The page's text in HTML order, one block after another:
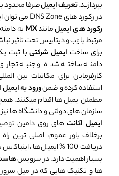
بپردازید.تعریف ایمیلصرفا محدود
در رکورد های DNS Zone می توان این تفکیک را انجام داد که تنها
رکورد های ایمیلمانندMX به
مرتبط با وب و دیتابیس تحت تاثیر
برای ساخت ایمیل شرکتیبا ثبت
دامنه ساخته شده و جنبه
کارفرمایان برای مکاتبات بین
استفاده کرده و ضمنورود به ایمیل
مطمئن ایمیل ها اقدام میکنند.
سازمان های دولتی و دانشگاه ها نیز
ایمیل اکانتهای روی دامین
برخلاف باور عموم، اصلی ترین
دریافت 100% ایمیل ها،
بسیار اهمیت دارد. در سرویس
ها و تکنیک هایی که در میل سرور